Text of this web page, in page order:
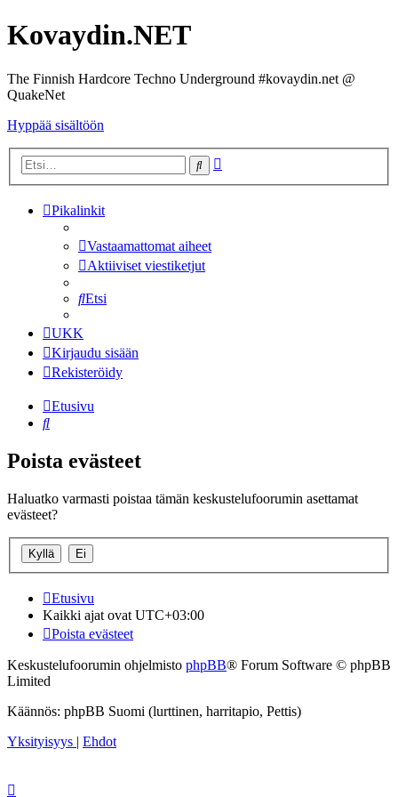
Kovaydin.NET
The Finnish Hardcore Techno Underground #kovaydin.net @
QuakeNet
Hyppää sisältöön
Etsi
Pikalinkit
Vastaamattomat aiheet
Aktiiviset viestiketjut
Etsi
UKK
Kirjaudu sisään
Rekisteröidy
Etusivu
Etsi
Poista evästeet
Haluatko varmasti poistaa tämän keskustelufoorumin asettamat
evästeet?
Etusivu
Kaikki ajat ovat UTC+03:00
Poista evästeet
Keskustelufoorumin ohjelmisto phpBB® Forum Software © phpBB
Limited
Käännös: phpBB Suomi (lurttinen, harritapio, Pettis)
Yksityisyys | Ehdot